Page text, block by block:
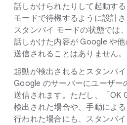
話しかけられたりして​起動す
モードで​待機するように​設計さ
スタンバイ モードの​状態では
話しかけた​内容が Google や​
送信される​ことは​ありません。
起動が​検出されると​スタンバイ
Google の​サーバーに​ユーザー
送信されます。​ただし、​「OK
検出された​場合や、​手動に​よ
行われた​場合にも、​スタンバ